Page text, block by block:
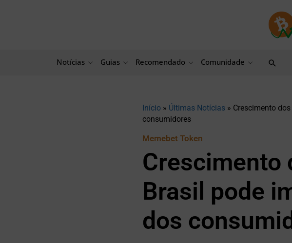
Notícias Guias Recomendado Comunidade
Início » Últimas Notícias » Crescimento
consumidores
Memebet Token
Crescimento
Brasil pode
dos